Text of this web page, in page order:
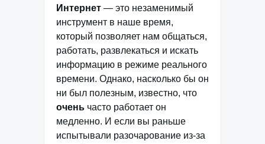
Интернет — это незаменимый
инструмент в наше время,
который позволяет нам общаться,
работать, развлекаться и искать
информацию в режиме реального
времени. Однако, насколько бы он
ни был полезным, известно, что
очень часто работает он
медленно. И если вы раньше
испытывали разочарование из-за